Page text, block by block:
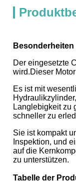
Der eingesetzte
wird.Dieser
Es ist mit
Langlebigkeit zu
schneller zu
Sie ist kompakt
Inspektion, und
auf die
zu unterstützen.
Tabelle der